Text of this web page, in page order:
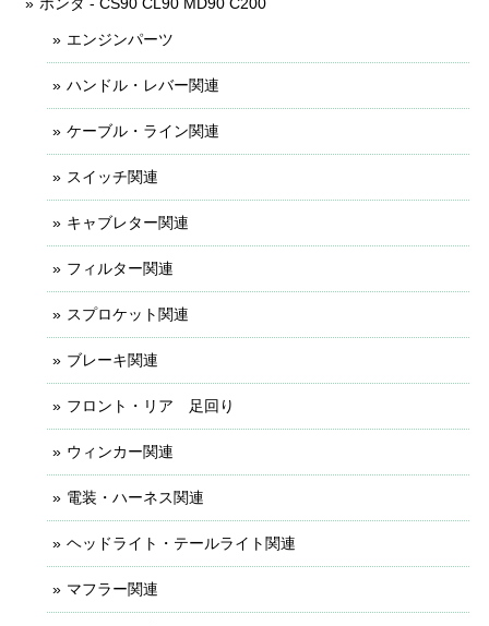
ホンダ - CS90 CL90 MD90 C200
エンジンパーツ
ハンドル・レバー関連
ケーブル・ライン関連
スイッチ関連
キャブレター関連
フィルター関連
スプロケット関連
ブレーキ関連
フロント・リア 足回り
ウィンカー関連
電装・ハーネス関連
ヘッドライト・テールライト関連
マフラー関連